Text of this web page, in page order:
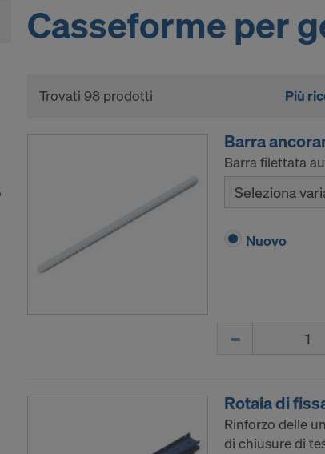
Casseforme per
Trovati 98 prodotti Più
Barra
Barra filettata
Seleziona
Nuovo
Rotaia di
Rinforzo delle
di chiusure di